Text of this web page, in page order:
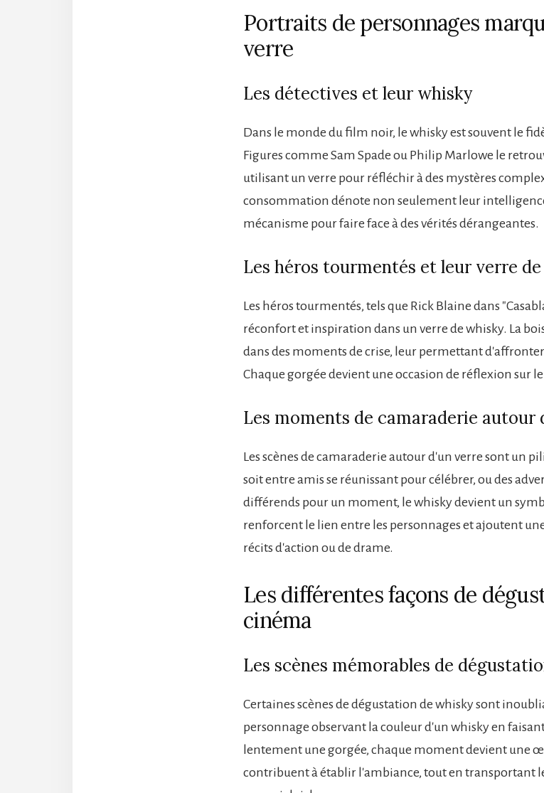
Portraits de personnages
verre
Les détectives et leur whisky
Dans le monde du film noir, le whisky est souvent le
Figures comme Sam Spade ou Philip Marlowe le
utilisant un verre pour réfléchir à des mystères
consommation dénote non seulement leur
mécanisme pour faire face à des vérités dérangeantes.
Les héros tourmentés et leur verre
Les héros tourmentés, tels que Rick Blaine dans
réconfort et inspiration dans un verre de whisky. La
dans des moments de crise, leur permettant
Chaque gorgée devient une occasion de réflexion sur
Les moments de camaraderie autour
Les scènes de camaraderie autour d'un verre sont un
soit entre amis se réunissant pour célébrer, ou des
différends pour un moment, le whisky devient un
renforcent le lien entre les personnages et ajoutent
récits d'action ou de drame.
Les différentes façons de
cinéma
Les scènes mémorables de
Certaines scènes de dégustation de whisky sont
personnage observant la couleur d'un whisky en
lentement une gorgée, chaque moment devient une
contribuent à établir l'ambiance, tout en transportant